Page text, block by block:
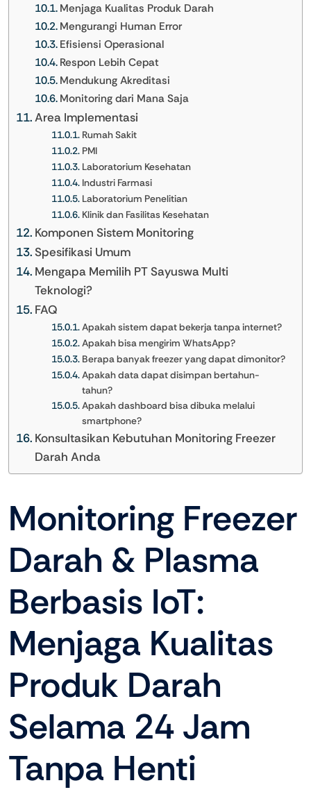
Menjaga Kualitas Produk Darah
Mengurangi Human Error
Efisiensi Operasional
Respon Lebih Cepat
Mendukung Akreditasi
Monitoring dari Mana Saja
Area Implementasi
Rumah Sakit
PMI
Laboratorium Kesehatan
Industri Farmasi
Laboratorium Penelitian
Klinik dan Fasilitas Kesehatan
Komponen Sistem Monitoring
Spesifikasi Umum
Mengapa Memilih PT Sayuswa Multi
Teknologi?
FAQ
Apakah sistem dapat bekerja tanpa internet?
Apakah bisa mengirim WhatsApp?
Berapa banyak freezer yang dapat dimonitor?
Apakah data dapat disimpan bertahun-
tahun?
Apakah dashboard bisa dibuka melalui
smartphone?
Konsultasikan Kebutuhan Monitoring Freezer
Darah Anda
Monitoring Freezer
Darah & Plasma
Berbasis IoT:
Menjaga Kualitas
Produk Darah
Selama 24 Jam
Tanpa Henti